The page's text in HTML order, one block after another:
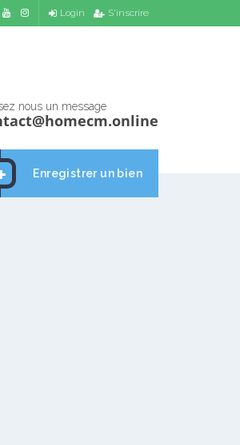
Login S'inscrire
nous un message
Enregistrer un bien